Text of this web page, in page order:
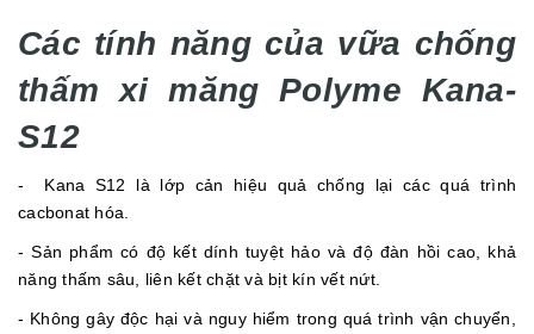
Các tính năng của vữa chống
thấm xi măng Polyme Kana-
S12
- Kana S12 là lớp cản hiệu quả chống lại các quá trình
cacbonat hóa.
- Sản phẩm có độ kết dính tuyệt hảo và độ đàn hồi cao, khả
năng thấm sâu, liên kết chặt và bịt kín vết nứt.
- Không gây độc hại và nguy hiểm trong quá trình vận chuyển,